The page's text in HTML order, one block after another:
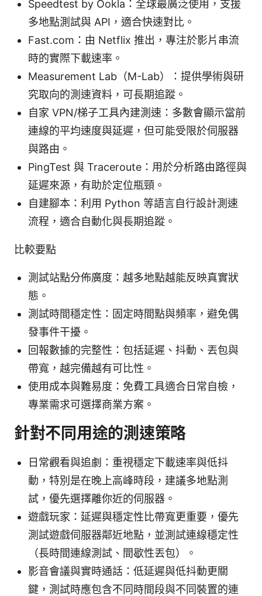
Speedtest by Ookla：全球最廣泛使用，支援
多地點測試與 API，適合快速對比。
Fast.com：由 Netflix 推出，專注於影片串流
時的實際下載速率。
Measurement Lab（M-Lab）：提供學術與研
究取向的測速資料，可長期追蹤。
自家 VPN/梯子工具內建測速：多數會顯示當前
連線的平均速度與延遲，但可能受限於伺服器
與路由。
PingTest 與 Traceroute：用於分析路由路徑與
延遲來源，有助於定位瓶頸。
自建腳本：利用 Python 等語言自行設計測速
流程，適合自動化與長期追蹤。
比較要點
測試站點分佈廣度：越多地點越能反映真實狀
態。
測試時間穩定性：固定時間點與頻率，避免偶
發事件干擾。
回報數據的完整性：包括延遲、抖動、丟包與
帶寬，越完備越有可比性。
使用成本與難易度：免費工具適合日常自檢，
專業需求可選擇商業方案。
針對不同用途的測速策略
日常觀看與追劇：重視穩定下載速率與低抖
動，特別是在晚上高峰時段，建議多地點測
試，優先選擇離你近的伺服器。
遊戲玩家：延遲與穩定性比帶寬更重要，優先
測試遊戲伺服器鄰近地點，並測試連線穩定性
（長時間連線測試、間歇性丟包）。
影音會議與實時通話：低延遲與低抖動更關
鍵，測試時應包含不同時間段與不同裝置的連